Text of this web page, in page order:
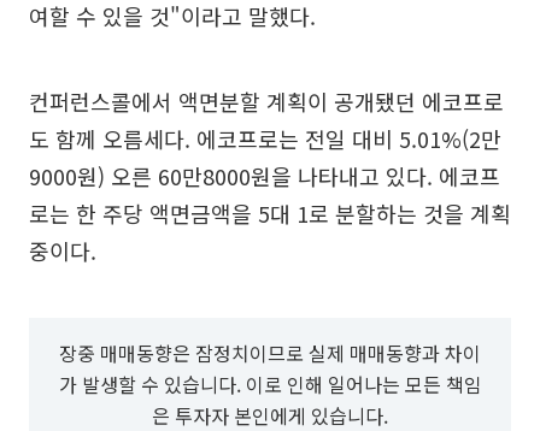
여할 수 있을 것"이라고 말했다.
컨퍼런스콜에서 액면분할 계획이 공개됐던 에코프로
도 함께 오름세다. 에코프로는 전일 대비 5.01%(2만
9000원) 오른 60만8000원을 나타내고 있다. 에코프
로는 한 주당 액면금액을 5대 1로 분할하는 것을 계획
중이다.
장중 매매동향은 잠정치이므로 실제 매매동향과 차이
가 발생할 수 있습니다. 이로 인해 일어나는 모든 책임
은 투자자 본인에게 있습니다.